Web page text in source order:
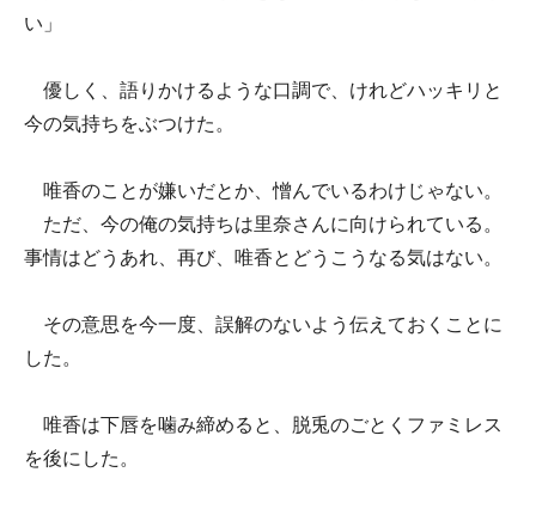
い」
優しく、語りかけるような口調で、けれどハッキリと
今の気持ちをぶつけた。
唯香のことが嫌いだとか、憎んでいるわけじゃない。
ただ、今の俺の気持ちは里奈さんに向けられている。
事情はどうあれ、再び、唯香とどうこうなる気はない。
その意思を今一度、誤解のないよう伝えておくことに
した。
唯香は下唇を噛み締めると、脱兎のごとくファミレス
を後にした。